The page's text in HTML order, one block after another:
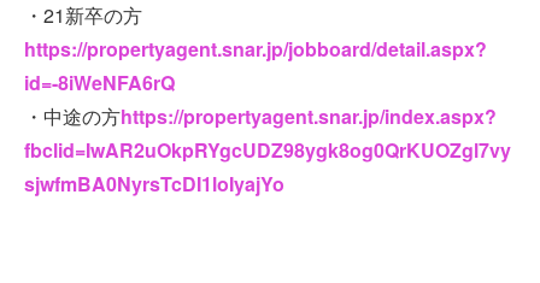
・21新卒の方
https://propertyagent.snar.jp/jobboard/detail.aspx?
id=-8iWeNFA6rQ
・中途の方https://propertyagent.snar.jp/index.aspx?
fbclid=IwAR2uOkpRYgcUDZ98ygk8og0QrKUOZgl7vy
sjwfmBA0NyrsTcDI1loIyajYo